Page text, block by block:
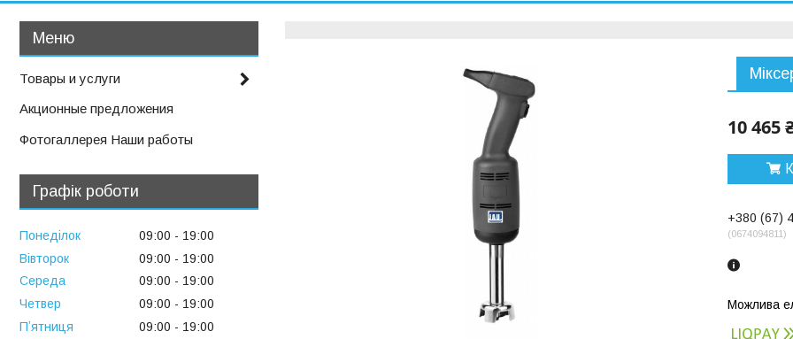
10 465
+380 (67)
0674094811
Товары и услуги
Акционные предложения
Фотогаллерея Наши работы
Графік роботи
Понеділок 09:00
19:00
Вівторок
09:00
19:00
Середа
09:00
19:00
Четвер
09:00
19:00
Пʼятниця
09:00
19:00